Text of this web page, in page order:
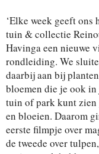
‘Elke week geeft ons
tuin & collectie
Havinga een nieuwe
rondleiding. We
daarbij aan bij
bloemen die je ook in
tuin of park kunt zien
en bloeien. Daarom
eerste filmpje over
de tweede over